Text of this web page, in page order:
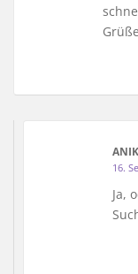
16.
Ja,